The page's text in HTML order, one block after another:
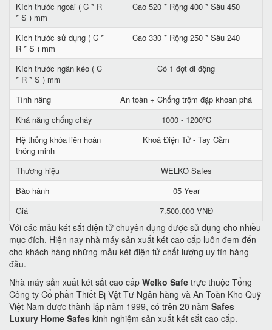
Kích thước ngoài ( C * R
* S ) mm
Cao 520 * Rộng 400 * Sâu 450
Kích thước sử dụng ( C *
R * S ) mm
Cao 330 * Rộng 250 * Sâu 240
Kích thước ngăn kéo ( C
* R * S ) mm
Có 1 đợt di động
Tính năng
An toàn + Chống trộm đập khoan phá
Khả năng chống cháy
1000 - 1200°C
Hệ thống khóa liên hoàn
thông minh
Khoá Điện Tử - Tay Cầm
Thương hiệu
WELKO Safes
Bảo hành
05 Year
Giá
7.500.000 VNĐ
Với các mẫu két sắt điện tử chuyên dụng được sủ dụng cho nhiều
mục đích. Hiện nay nhà máy sản xuất két cao cấp luôn đem đến
cho khách hàng những mẫu két điện tử chất lượng uy tín hàng
đầu.
Nhà máy sản xuất két sắt cao cấp Welko Safe trực thuộc Tổng
Công ty Cổ phần Thiết Bị Vật Tư Ngân hàng và An Toàn Kho Quỹ
Việt Nam được thành lập năm 1999, có trên 20 năm Safes
Luxury Home Safes kinh nghiệm sản xuất két sắt cao cấp.